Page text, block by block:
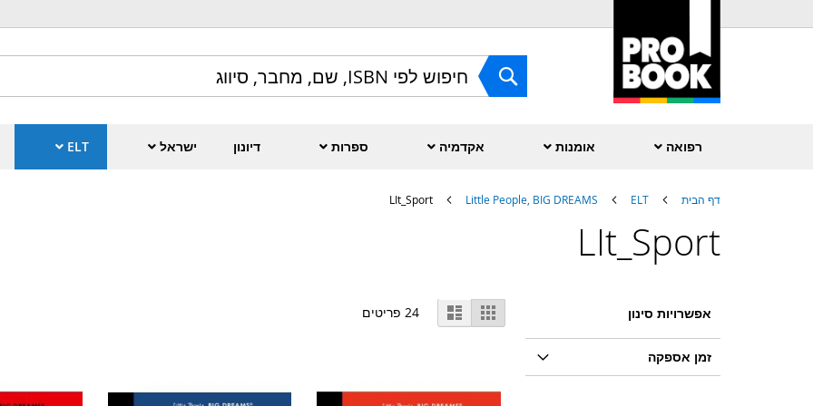
to
Content
חפש
רפואה אומנות אקדמיה ספרות דיונון ישראל ELT
דף הבית ELT
Little People, BIG DREAMS
LIt_Sport
LIt_Sport
הצג
כ-
גריד
(רשת)
רשימה24 פריטים אפשרויות סינון
זמן אספקה